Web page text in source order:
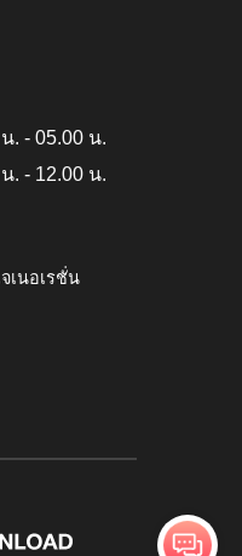
. - 05.00 น.
. - 12.00 น.
เนอเรชั่น